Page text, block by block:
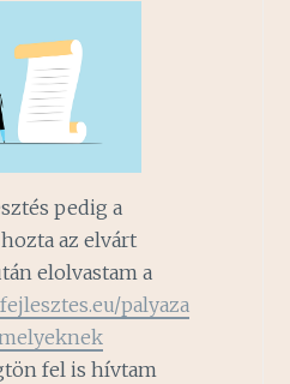
pedig a
az elvárt
elolvastam a
palyaza
fel is hívtam